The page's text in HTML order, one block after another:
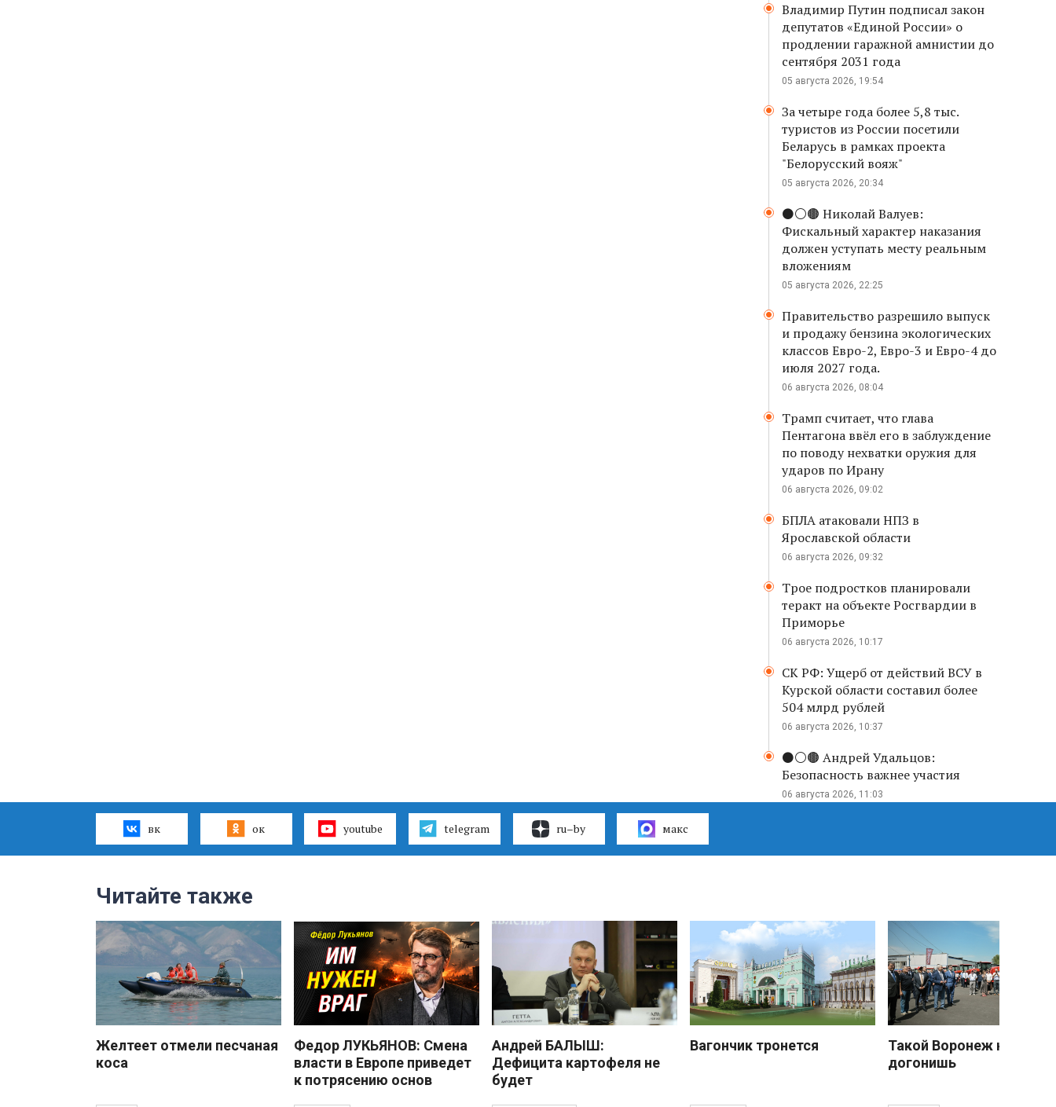
Владимир Путин подписал закон
депутатов «Единой России» о
продлении гаражной амнистии до
сентября 2031 года
05 августа 2026, 19:54
За четыре года более 5,8 тыс.
туристов из России посетили
Беларусь в рамках проекта
"Белорусский вояж"
05 августа 2026, 20:34
⚫️⚪️🟤 Николай Валуев:
Фискальный характер наказания
должен уступать месту реальным
вложениям
05 августа 2026, 22:25
Правительство разрешило выпуск
и продажу бензина экологических
классов Евро-2, Евро-3 и Евро-4 до
июля 2027 года.
06 августа 2026, 08:04
Трамп считает, что глава
Пентагона ввёл его в заблуждение
по поводу нехватки оружия для
ударов по Ирану
06 августа 2026, 09:02
БПЛА атаковали НПЗ в
Ярославской области
06 августа 2026, 09:32
Трое подростков планировали
теракт на объекте Росгвардии в
Приморье
06 августа 2026, 10:17
СК РФ: Ущерб от действий ВСУ в
Курской области составил более
504 млрд рублей
06 августа 2026, 10:37
⚫️⚪️🟤 Андрей Удальцов:
Безопасность важнее участия
06 августа 2026, 11:03
вк ок youtube telegram ru–by макс
Читайте также
Желтеет отмели песчаная
коса
Федор ЛУКЬЯНОВ: Смена
власти в Европе приведет
к потрясению основ
Андрей БАЛЫШ:
Дефицита картофеля не
будет
Вагончик тронется
Такой Воронеж не
догонишь